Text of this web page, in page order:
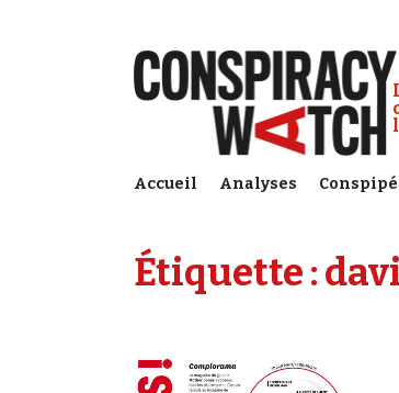
Accueil Analyses
Étiquette :